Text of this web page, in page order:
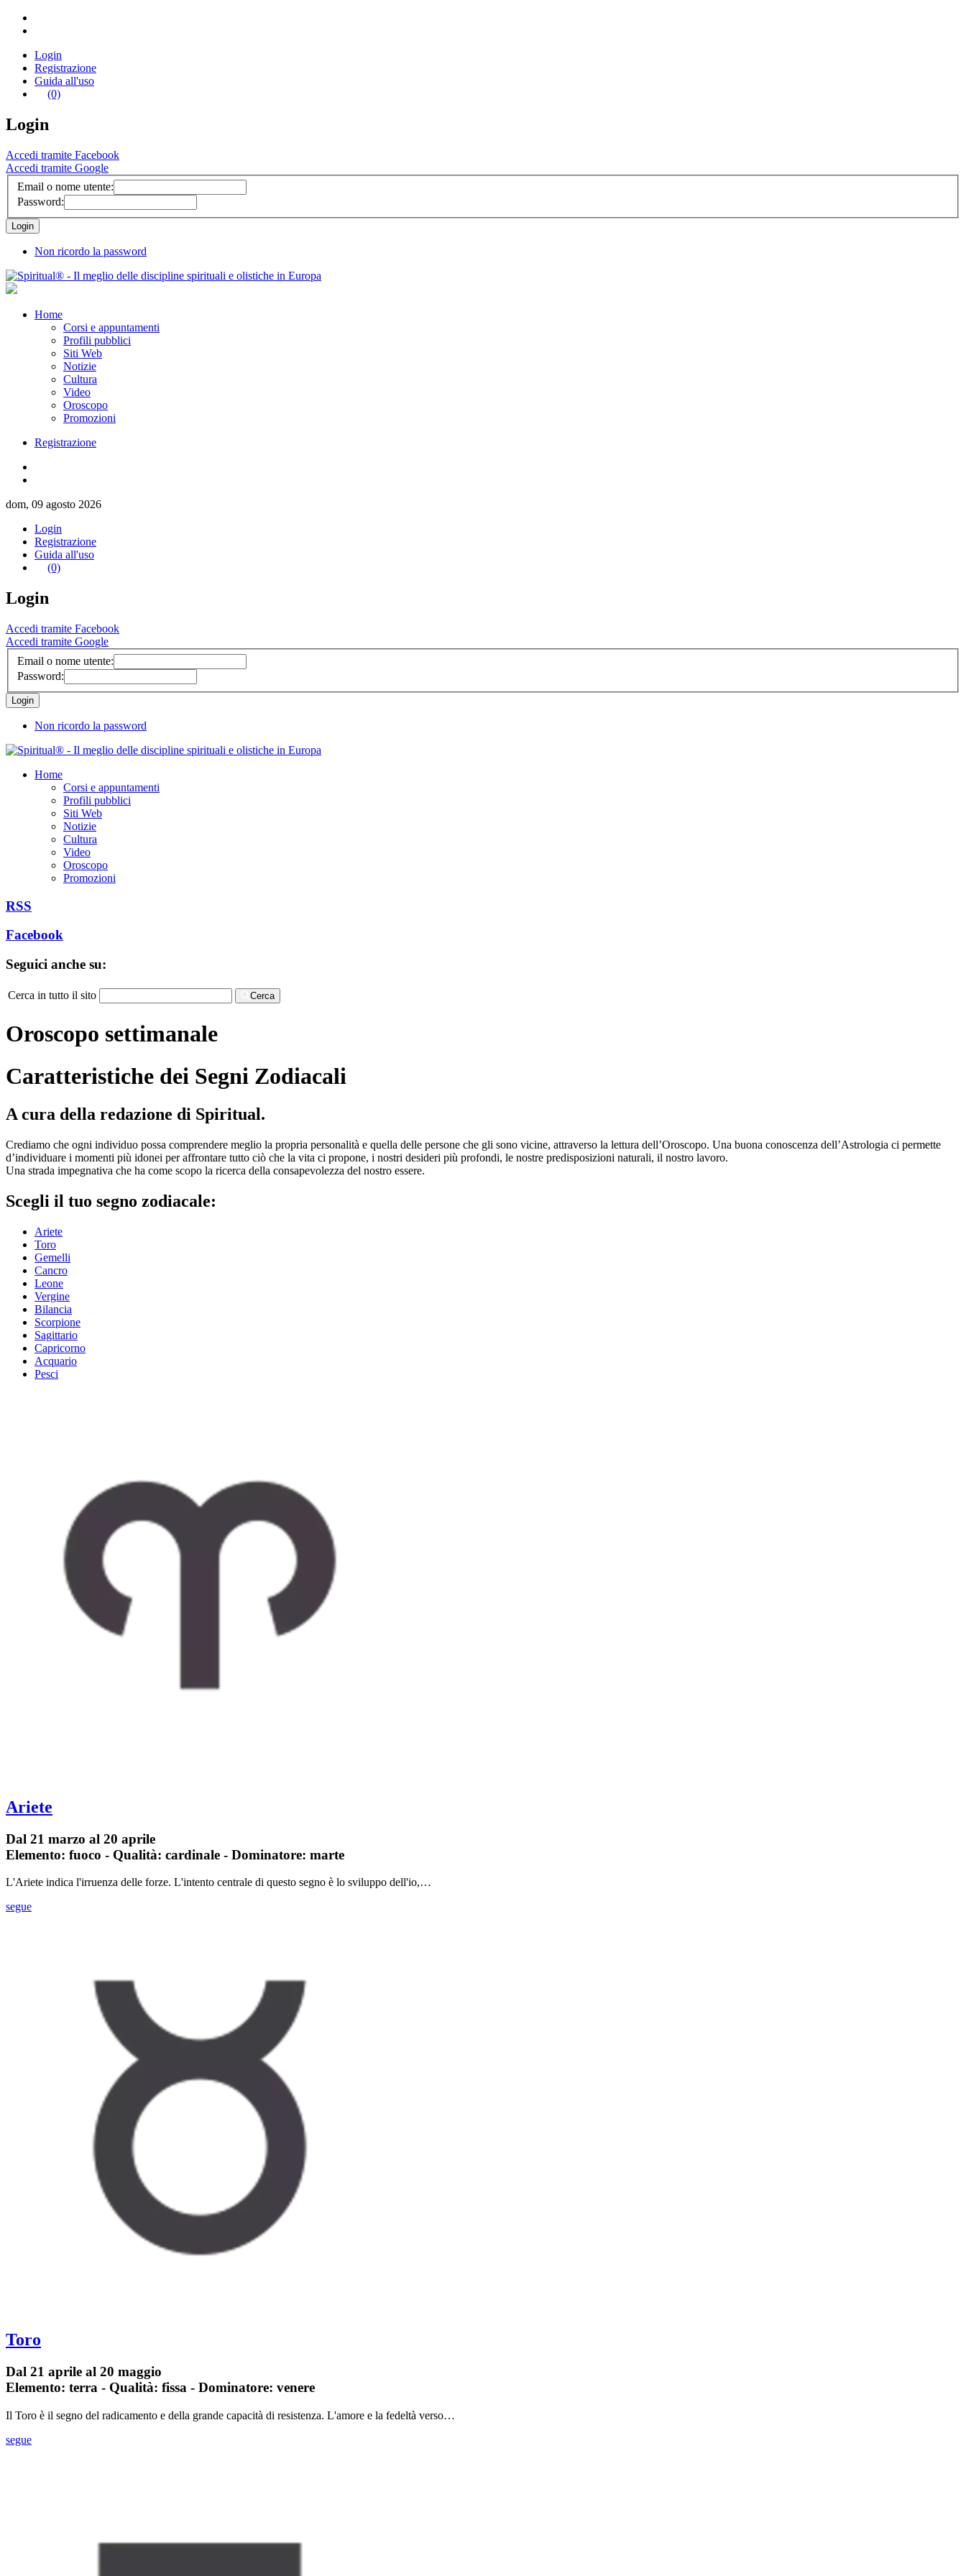
Login
Registrazione
Guida all'uso
(0)
Login
Accedi tramite Facebook
Accedi tramite Google
Email o nome utente:
Password:
Non ricordo la password
Home
Corsi e appuntamenti
Profili pubblici
Siti Web
Notizie
Cultura
Video
Oroscopo
Promozioni
Registrazione
dom, 09 agosto 2026
Login
Registrazione
Guida all'uso
(0)
Login
Accedi tramite Facebook
Accedi tramite Google
Email o nome utente:
Password:
Non ricordo la password
Home
Corsi e appuntamenti
Profili pubblici
Siti Web
Notizie
Cultura
Video
Oroscopo
Promozioni
RSS
Facebook
Seguici anche su:
Cerca in tutto il sito Cerca
Oroscopo settimanale
Caratteristiche dei Segni Zodiacali
A cura della redazione di Spiritual.
Crediamo che ogni individuo possa comprendere meglio la propria personalità e quella delle persone che gli sono vicine, attraverso la lettura dell’Oroscopo. Una buona conoscenza dell’Astrologia ci permette
d’individuare i momenti più idonei per affrontare tutto ciò che la vita ci propone, i nostri desideri più profondi, le nostre predisposizioni naturali, il nostro lavoro.
Una strada impegnativa che ha come scopo la ricerca della consapevolezza del nostro essere.
Scegli il tuo segno zodiacale:
Ariete
Toro
Gemelli
Cancro
Leone
Vergine
Bilancia
Scorpione
Sagittario
Capricorno
Acquario
Pesci
Ariete
Dal 21 marzo al 20 aprile
Elemento: fuoco - Qualità: cardinale - Dominatore: marte
L'Ariete indica l'irruenza delle forze. L'intento centrale di questo segno è lo sviluppo dell'io,…
segue
Toro
Dal 21 aprile al 20 maggio
Elemento: terra - Qualità: fissa - Dominatore: venere
Il Toro è il segno del radicamento e della grande capacità di resistenza. L'amore e la fedeltà verso…
segue